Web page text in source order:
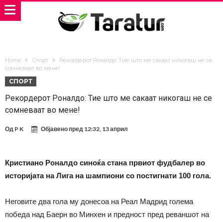
Home Спорт
Рекордерот Роналдо: Тие што ме сакаат никогаш не се
сомневаат во мене!
СПОРТ
Рекордерот Роналдо: Тие што ме сакаат никогаш не се
сомневаат во мене!
Од P K Објавено пред 12:32, 13 април
Кристиано Роналдо синоќа стана првиот фудбалер во
историјата на Лига на шампиони со постигнати 100 гола.
Неговите два гола му донесоа на Реал Мадрид голема
победа над Баерн во Минхен и предност пред реваншот на